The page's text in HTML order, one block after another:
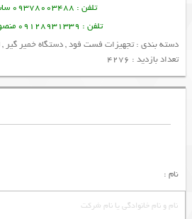
تلفن : 09378003488 ساسان پرتو
تلفن : 09128931339 منصور امین فر
دسته بندی :تجهیزات فست فود,دستگاه خمیر گیر,
تعداد بازدید : 4276
نام :